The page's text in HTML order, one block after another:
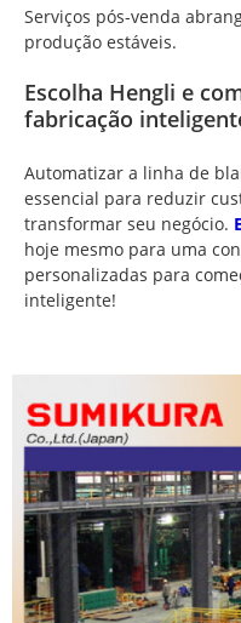
Serviços pós-venda
produção estáveis.
Escolha Hengli e
fabricação
Automatizar a linha de
essencial para reduzir
transformar seu negócio.
hoje mesmo para uma
personalizadas para
inteligente!